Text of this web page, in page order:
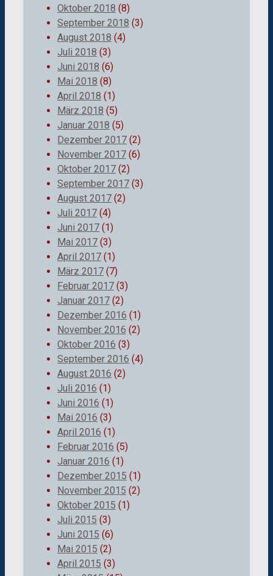
Oktober 2018 (8)
September 2018 (3)
August 2018 (4)
Juli 2018 (3)
Juni 2018 (6)
Mai 2018 (8)
April 2018 (1)
März 2018 (5)
Januar 2018 (5)
Dezember 2017 (2)
November 2017 (6)
Oktober 2017 (2)
September 2017 (3)
August 2017 (2)
Juli 2017 (4)
Juni 2017 (1)
Mai 2017 (3)
April 2017 (1)
März 2017 (7)
Februar 2017 (3)
Januar 2017 (2)
Dezember 2016 (1)
November 2016 (2)
Oktober 2016 (3)
September 2016 (4)
August 2016 (2)
Juli 2016 (1)
Juni 2016 (1)
Mai 2016 (3)
April 2016 (1)
Februar 2016 (5)
Januar 2016 (1)
Dezember 2015 (1)
November 2015 (2)
Oktober 2015 (1)
Juli 2015 (3)
Juni 2015 (6)
Mai 2015 (2)
April 2015 (3)